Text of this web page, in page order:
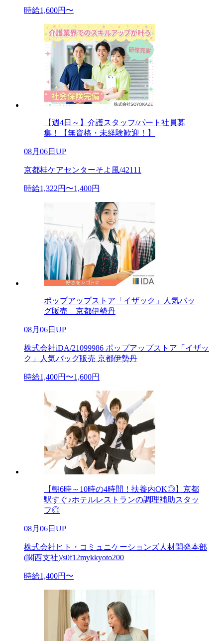
時給1,600円〜
【週4日～】介護スタッフ/パート社員募
集！【無資格・未経験歓迎！】
08月06日UP
京都桂ケアセンターそよ風/42111
時給1,322円〜1,400円
ポップアップストア「イザック」人気バッ
グ販売 京都伊勢丹
08月06日UP
株式会社iDA/21099986 ポップアップストア「イザッ
ク」人気バッグ販売 京都伊勢丹
時給1,400円〜1,600円
【朝6時～10時の4時間！扶養内OK◎】京都
駅すぐ♪ホテルレストランの調理補助スタッ
フ◎
08月06日UP
株式会社ヒト・コミュニケーションズ人材開発本部
(関西支社)/s0f12mykkyoto200
時給1,400円〜